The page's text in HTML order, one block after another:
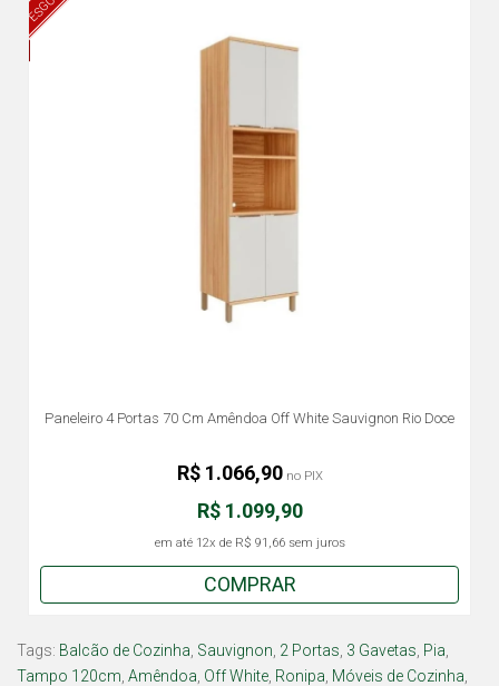
Paneleiro 4 Portas 70 Cm Amêndoa Off White Sauvignon Rio Doce
R$ 1.099,90
em até 12x de R$ 91,66sem juros
R$ 1.066,90no PIX
COMPRAR
Tags: Balcão de Cozinha Sauvignon 2 Portas 3 Gavetas Pia
Tampo 120cm Amêndoa Off White Ronipa Móveis de Cozinha